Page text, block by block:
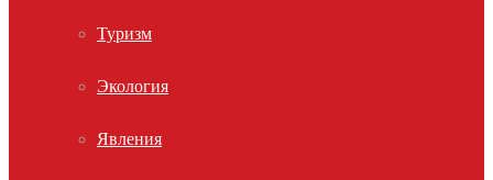
Туризм
Экология
Явления